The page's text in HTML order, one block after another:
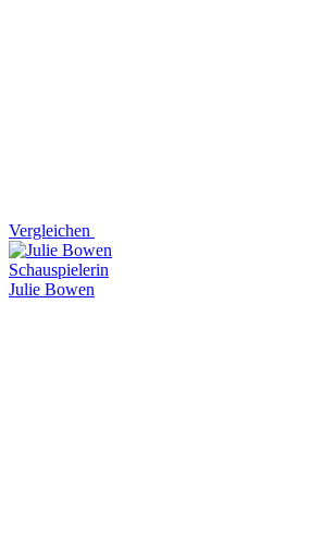
Vergleichen
Schauspielerin
Julie Bowen